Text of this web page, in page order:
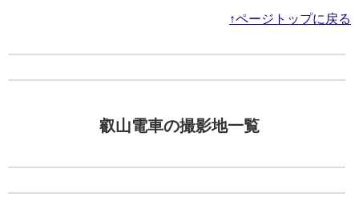
↑ページトップに戻る
叡山電車の撮影地一覧